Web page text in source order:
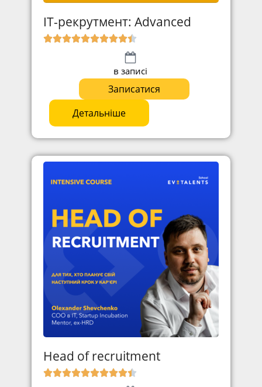
ІТ-рекрутмент: Advanced
в записі
Записатися
Детальніше
Head of recruitment